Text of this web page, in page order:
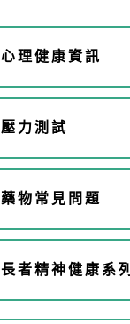
心理健康資訊
壓力測試
藥物常見問題
長者精神健康系列